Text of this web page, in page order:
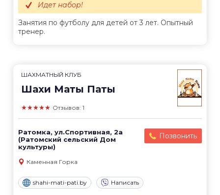
Занятия по футболу для детей от 3 лет. Опытный
тренер.
Идет набор!
ШАХМАТНЫЙ КЛУБ
Шахи Маты Паты
★★★★★ Отзывов: 1
Ратомка, ул.Спортивная, 2а
(Ратомский сельский Дом
культуры)
Позвонить
Каменная Горка
shahi-mati-pati.by Написать